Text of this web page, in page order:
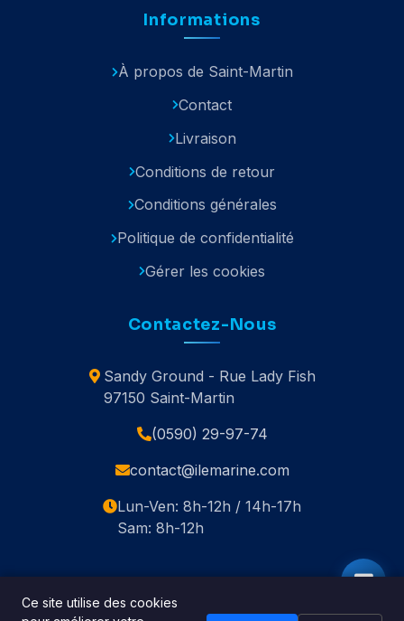
Informations
À propos de Saint-Martin
Contact
Livraison
Conditions de retour
Conditions générales
Politique de confidentialité
Gérer les cookies
Contactez-Nous
Sandy Ground - Rue Lady Fish
97150 Saint-Martin
(0590) 29-97-74
contact@ilemarine.com
Lun-Ven: 8h-12h / 14h-17h
Sam: 8h-12h
Ce site utilise des cookies